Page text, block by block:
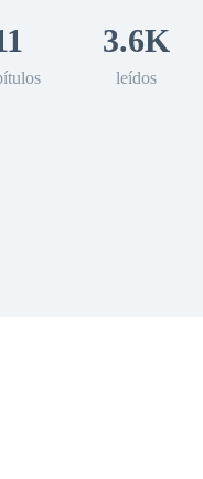
3.6K
leídos